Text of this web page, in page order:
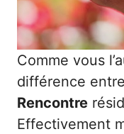
Comme vous
différence entre
Rencontre
Effectivement